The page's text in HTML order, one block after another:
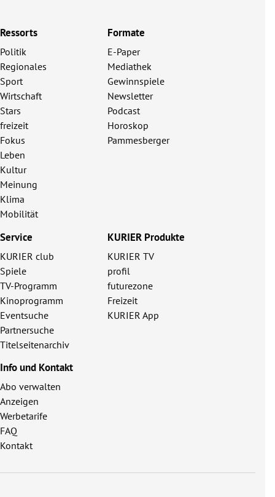
Ressorts
Politik
Regionales
Sport
Wirtschaft
Stars
freizeit
Fokus
Leben
Kultur
Meinung
Klima
Mobilität
Formate
E-Paper
Mediathek
Gewinnspiele
Newsletter
Podcast
Horoskop
Pammesberger
Service
KURIER club
Spiele
TV-Programm
Kinoprogramm
Eventsuche
Partnersuche
Titelseitenarchiv
KURIER Produkte
KURIER TV
profil
futurezone
Freizeit
KURIER App
Info und Kontakt
Abo verwalten
Anzeigen
Werbetarife
FAQ
Kontakt